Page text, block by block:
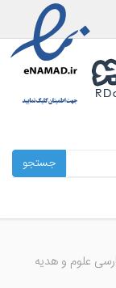
جستجو
علوم و هدیه